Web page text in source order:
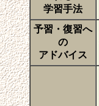
学習手法
予習・復習へ
の
アドバイス